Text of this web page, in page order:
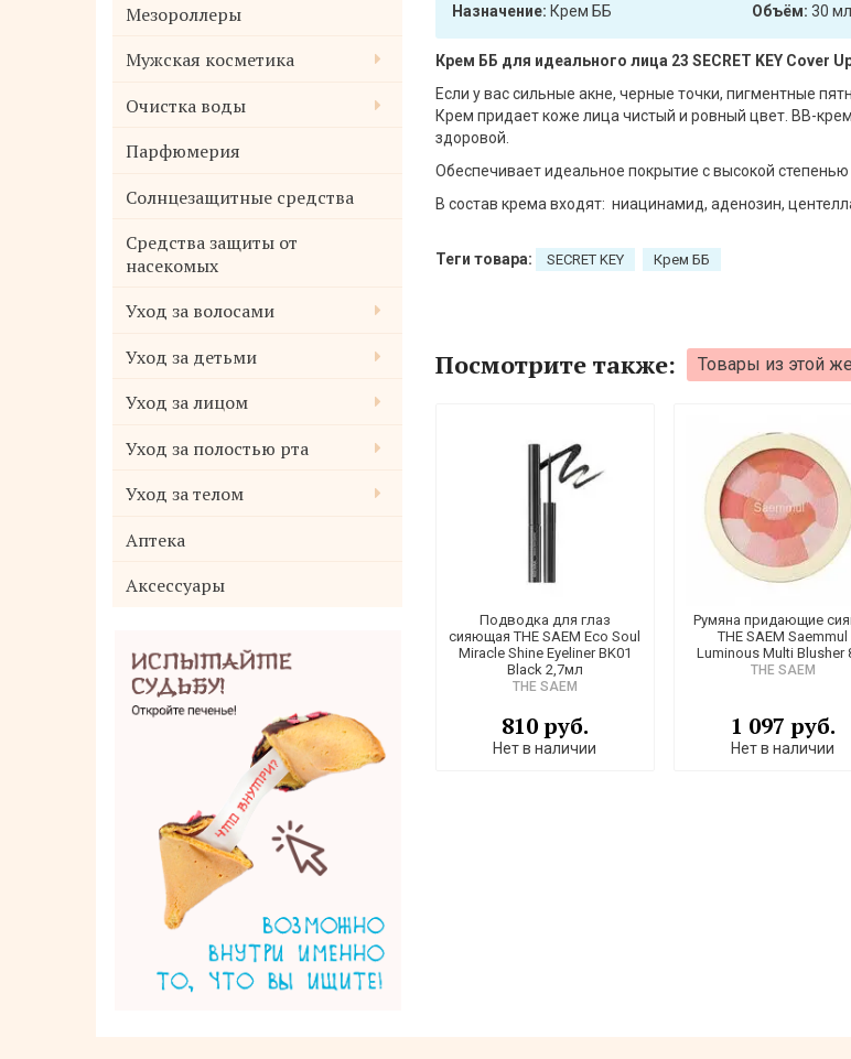
Мезороллеры
Мужская косметика
Очистка воды
Парфюмерия
Солнцезащитные средства
Средства защиты от
насекомых
Уход за волосами
Уход за детьми
Уход за лицом
Уход за полостью рта
Уход за телом
Аптека
Аксессуары
Шампунь от выпадения и
стимулирования роста волос для
сухой кожи головы Shiseido Adenogen
3 900 руб.
Нет в наличии
Назначение: Крем ББ Объём: 30 мл
Крем ББ для идеального лица 23 SECRET KEY Cover
Если у вас сильные акне, черные точки, пигментные
Крем придает коже лица чистый и ровный цвет. ВВ-
здоровой.
Обеспечивает идеальное покрытие с высокой
В состав крема входят: ниацинамид, аденозин,
Теги товара: SECRET KEY Крем ББ
Посмотрите также: Товары из этой
Подводка для глаз
сияющая THE SAEM Eco Soul
Miracle Shine Eyeliner BK01
Black 2,7мл
THE SAEM
810 руб.
Нет в наличии
Румяна придающие
THE SAEM Saemmul
Luminous Multi Blusher
THE SAEM
1 097 руб.
Нет в наличии